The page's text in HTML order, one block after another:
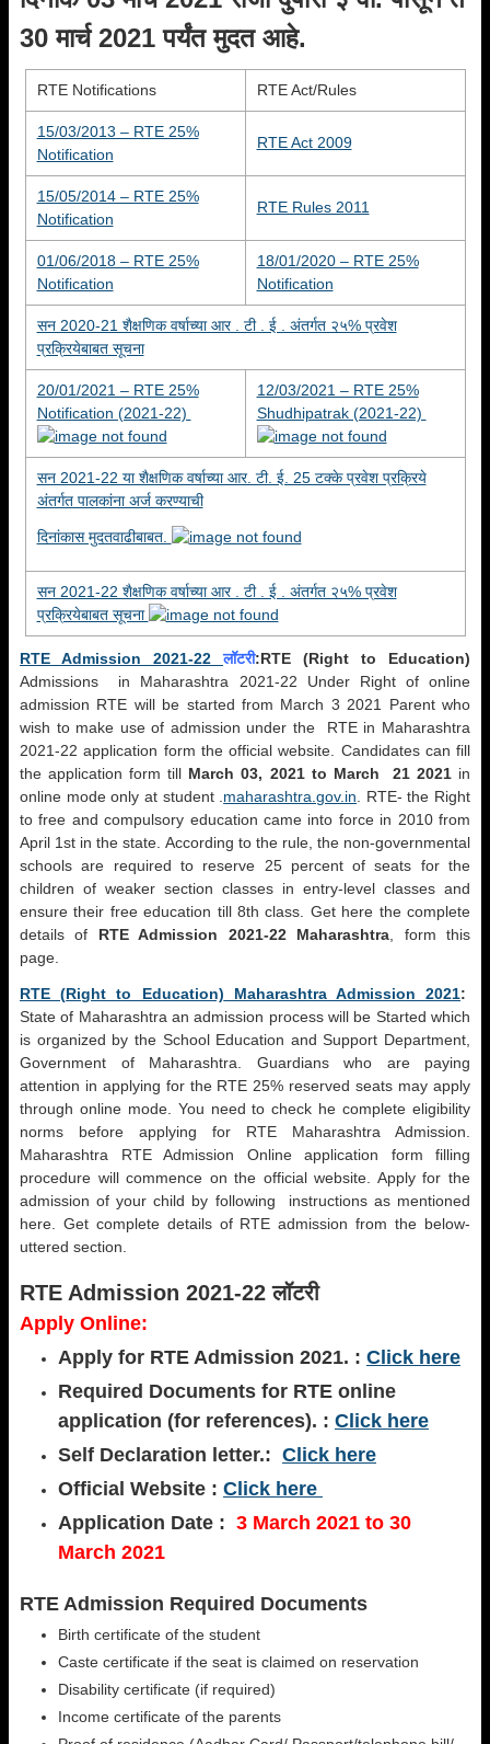
30 मार्च 2021 पर्यंत मुदत आहे.
RTE Notifications RTE Act/Rules
15/03/2013 – RTE 25%
Notification
RTE Act 2009
15/05/2014 – RTE 25%
Notification
RTE Rules 2011
01/06/2018 – RTE 25%
Notification
18/01/2020 – RTE 25%
Notification
सन 2020-21 शैक्षणिक वर्षाच्या आर . टी . ई . अंतर्गत २५% प्रवेश
प्रक्रियेबाबत सूचना
20/01/2021 – RTE 25%
Notification (2021-22)
12/03/2021 – RTE 25%
Shudhipatrak (2021-22)
सन 2021-22 या शैक्षणिक वर्षाच्या आर. टी. ई. 25 टक्के प्रवेश प्रक्रिये
अंतर्गत पालकांना अर्ज करण्याची
दिनांकास मुदतवाढीबाबत.
सन 2021-22 शैक्षणिक वर्षाच्या आर . टी . ई . अंतर्गत २५% प्रवेश
प्रक्रियेबाबत सूचना
RTE Admission 2021-22लॉटरी:RTE (Right to Education)
Admissions in Maharashtra 2021-22 Under Right of online
admission RTE will be started from March 3 2021 Parent who
wish to make use of admission under the RTE in Maharashtra
2021-22 application form the official website. Candidates can fill
the application form till March 03, 2021 to March 21 2021in
online mode only at student . maharashtra.gov.in . RTE- the Right
to free and compulsory education came into force in 2010 from
April 1st in the state. According to the rule, the non-governmental
schools are required to reserve 25 percent of seats for the
children of weaker section classes in entry-level classes and
ensure their free education till 8th class. Get here the complete
details of RTE Admission 2021-22 Maharashtra , form this
page.
RTE (Right to Education) Maharashtra Admission 2021:
State of Maharashtra an admission process will be Started which
is organized by the School Education and Support Department,
Government of Maharashtra. Guardians who are paying
attention in applying for the RTE 25% reserved seats may apply
through online mode. You need to check he complete eligibility
norms before applying for RTE Maharashtra Admission.
Maharashtra RTE Admission Online application form filling
procedure will commence on the official website. Apply for the
admission of your child by following instructions as mentioned
here. Get complete details of RTE admission from the below-
uttered section.
RTE Admission 2021-22 लॉटरी
Apply Online:
Apply for RTE Admission 2021. : Click here
Required Documents for RTE online
application (for references). : Click here
Self Declaration letter.: Click here
Official Website : Click here
Application Date : 3 March 2021 to 30
March 2021
RTE Admission Required Documents
Birth certificate of the student
Caste certificate if the seat is claimed on reservation
Disability certificate (if required)
Income certificate of the parents